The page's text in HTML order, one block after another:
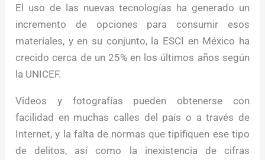
El uso de las nuevas tecnologías ha generado un
incremento de opciones para consumir esos
materiales, y en su conjunto, la ESCI en México ha
crecido cerca de un 25% en los últimos años según
la UNICEF.
Videos y fotografías pueden obtenerse con
facilidad en muchas calles del país o a través de
Internet, y la falta de normas que tipifiquen ese tipo
de delitos, así como la inexistencia de cifras